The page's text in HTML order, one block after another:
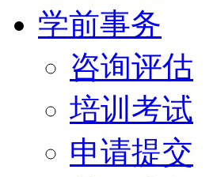
学前事务
咨询评估
培训考试
申请提交